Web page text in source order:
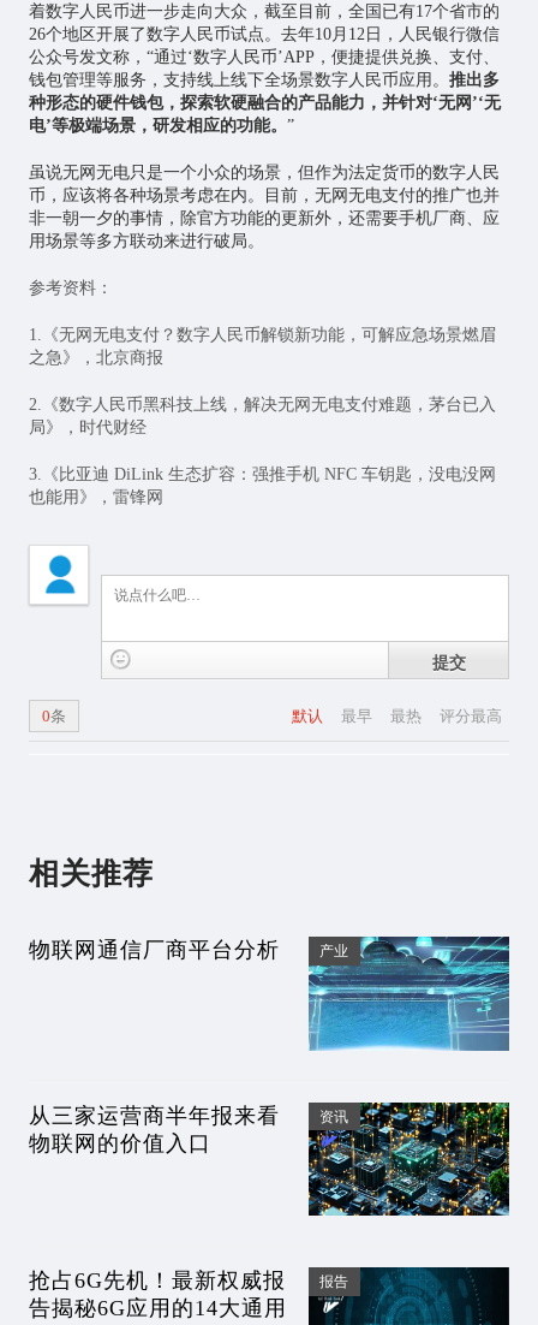
着数字人民币进一步走向大众，截至目前，全国已有17个省市的
26个地区开展了数字人民币试点。去年10月12日，人民银行微信
公众号发文称，“通过‘数字人民币’APP，便捷提供兑换、支付、
钱包管理等服务，支持线上线下全场景数字人民币应用。 推出多
种形态的硬件钱包，探索软硬融合的产品能力，并针对‘无网 ’‘无
电’等极端场景，研发相应的功能。 ”
虽说无网无电只是一个小众的场景，但作为法定货币的数字人民
币，应该将各种场景考虑在内。目前，无网无电支付的推广也并
非一朝一夕的事情，除官方功能的更新外，还需要手机厂商、应
用场景等多方联动来进行破局。
参考资料：
1.《无网无电支付？数字人民币解锁新功能，可解应急场景燃眉
之急》，北京商报
2.《数字人民币黑科技上线，解决无网无电支付难题，茅台已入
局》，时代财经
3.《比亚迪 DiLink 生态扩容：强推手机 NFC 车钥匙，没电没网
也能用》，雷锋网
提交
默认 最早 最热 评分最高
0条
相关推荐
物联网通信厂商平台分析 产业
从三家运营商半年报来看
物联网的价值入口
资讯
抢占6G先机！最新权威报
告揭秘6G应用的14大通用
报告